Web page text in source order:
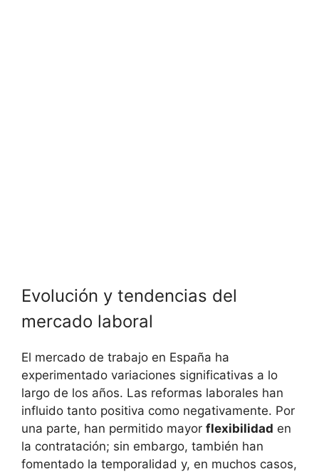
Evolución y tendencias del
mercado laboral
El mercado de trabajo en España ha
experimentado variaciones significativas a lo
largo de los años. Las reformas laborales han
influido tanto positiva como negativamente. Por
una parte, han permitido mayor flexibilidad en
la contratación; sin embargo, también han
fomentado la temporalidad y, en muchos casos,